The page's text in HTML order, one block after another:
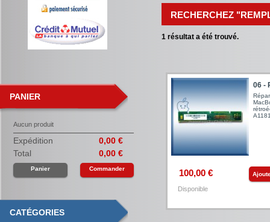
PANIER
Aucun produit
Expédition
0,00 €
Total
0,00 €
Panier Commander
CATÉGORIES
RECHERCHEZ
1 résultat a été trouvé.
06 -
100,00 €
Disponible